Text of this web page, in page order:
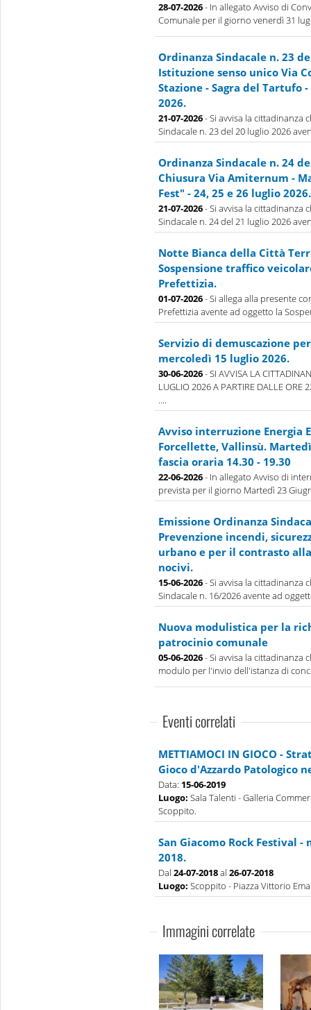
28-07-2026- In allegato Avviso di
Comunale per il giorno venerdì 31
Ordinanza Sindacale n. 23
Istituzione senso unico Via
Stazione - Sagra del Tartufo
2026.
21-07-2026- Si avvisa la cittadinanza
Sindacale n. 23 del 20 luglio 2026
Ordinanza Sindacale n. 24
Chiusura Via Amiternum -
Fest" - 24, 25 e 26 luglio 2026.
21-07-2026- Si avvisa la cittadinanza
Sindacale n. 24 del 21 luglio 2026
Notte Bianca della Città
Sospensione traffico
Prefettizia.
01-07-2026- Si allega alla presente
Prefettizia avente ad oggetto la
Servizio di demuscazione
mercoledì 15 luglio 2026.
30-06-2026- SI AVVISA LA
LUGLIO 2026 A PARTIRE DALLE ORE
....
Avviso interruzione Energia
Forcellette, Vallinsù.
fascia oraria 14.30 - 19.30
22-06-2026- In allegato Avviso di
prevista per il giorno Martedì 23
Emissione Ordinanza
Prevenzione incendi,
urbano e per il contrasto
nocivi.
15-06-2026- Si avvisa la cittadinanza
Sindacale n. 16/2026 avente ad
Nuova modulistica per la
patrocinio comunale
05-06-2026- Si avvisa la cittadinanza
modulo per l'invio dell'istanza di
Eventi correlati
METTIAMOCI IN GIOCO -
Gioco d'Azzardo Patologico
Data: 15-06-2019
Luogo: Sala Talenti - Galleria
Scoppito.
San Giacomo Rock Festival
2018.
Dal 24-07-2018al 26-07-2018
Luogo: Scoppito - Piazza Vittorio
Immagini correlate